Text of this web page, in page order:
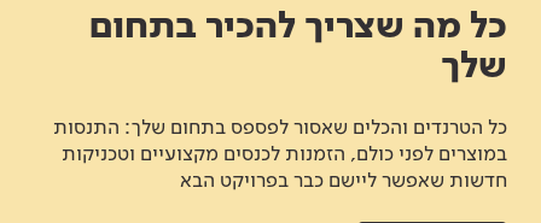
כל מה שצריך להכיר בתחום
שלך
כל הטרנדים והכלים שאסור לפספס בתחום שלך: התנסות
במוצרים לפני כולם, הזמנות לכנסים מקצועיים וטכניקות
חדשות שאפשר ליישם כבר בפרויקט הבא